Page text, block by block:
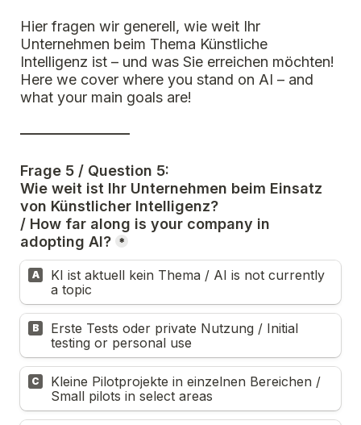
Hier fragen wir generell, wie weit Ihr
Unternehmen beim Thema Künstliche
Intelligenz ist – und was Sie erreichen möchten!
Here we cover where you stand on AI – and
what your main goals are!
Frage 5 / Question 5:
Wie weit ist Ihr Unternehmen beim Einsatz
von Künstlicher Intelligenz?
/ How far along is your company in
adopting AI? *
A
KI ist aktuell kein Thema / AI is not currently
a topic
B
Erste Tests oder private Nutzung / Initial
testing or personal use
C
Kleine Pilotprojekte in einzelnen Bereichen /
Small pilots in select areas